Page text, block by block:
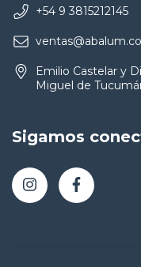
+54 9 3815212145
Emilio Castelar y
Miguel de
Sigamos